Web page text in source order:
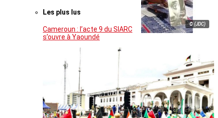
© (JDC)
Les plus lus
Cameroun : l’acte 9 du SIARC
s’ouvre à Yaoundé